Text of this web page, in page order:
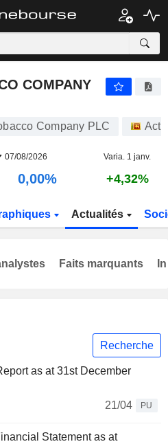
COMPANY
Company PLC
07/08/2026 Varia. 1 janv.
0,00% +4,32%
Actualités
Recherche
as at 31st December
21/04
PU
Statement as at
Faits marquants